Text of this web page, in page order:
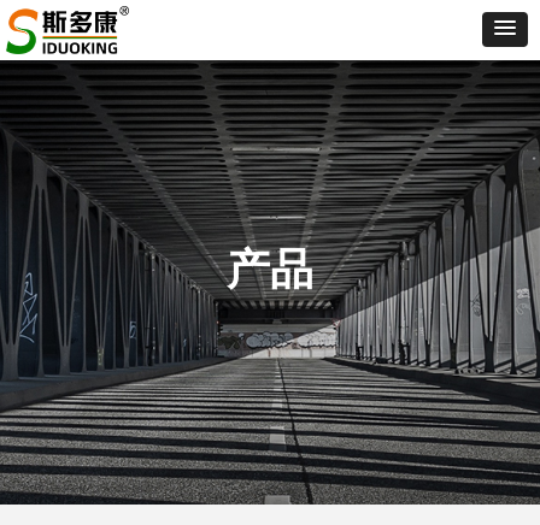
产品